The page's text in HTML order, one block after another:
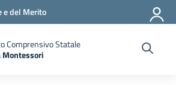
e del Merito
Comprensivo Statale
Montessori